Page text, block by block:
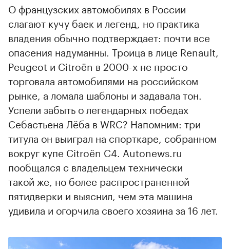
О французских автомобилях в России
слагают кучу баек и легенд, но практика
владения обычно подтверждает: почти все
опасения надуманны. Троица в лице Renault,
Peugeot и Citroёn в 2000-х не просто
торговала автомобилями на российском
рынке, а ломала шаблоны и задавала тон.
Успели забыть о легендарных победах
Себастьена Лёба в WRC? Напомним: три
титула он выиграл на спорткаре, собранном
вокруг купе Citroёn C4. Autonews.ru
пообщался с владельцем технически
такой же, но более распространенной
пятидверки и выяснил, чем эта машина
удивила и огорчила своего хозяина за 16 лет.